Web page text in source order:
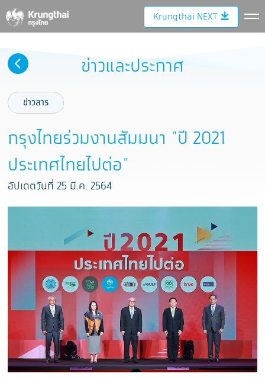
Krungthai NEXT
ข่าวและประกาศ
ข่าวสาร
กรุงไทยร่วมงานสัมมนา "ปี 2021
ประเทศไทยไปต่อ"
อัปเดตวันที่ 25 มี.ค. 2564